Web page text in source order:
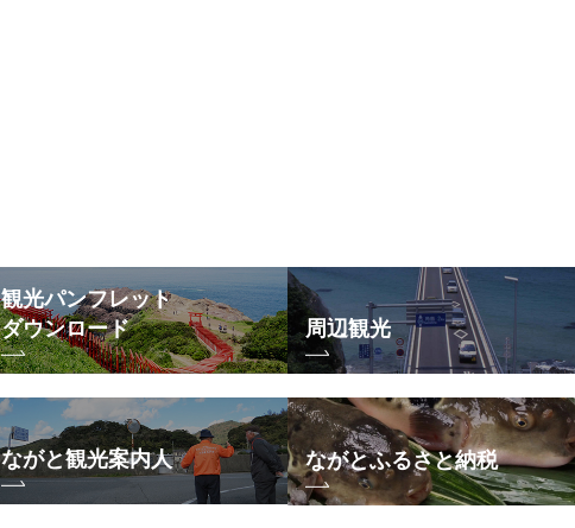
観光パンフレット
ダウンロード
周辺観光
ながと観光案内人 ながとふるさと納税